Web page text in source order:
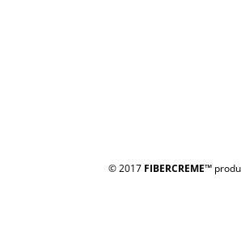
© 2017 FIBERCREME™